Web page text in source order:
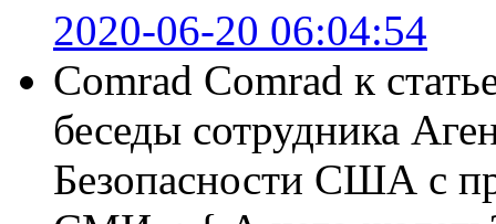
2020-06-20 06:04:54
Comrad Comrad к
беседы сотрудника
Безопасности США с